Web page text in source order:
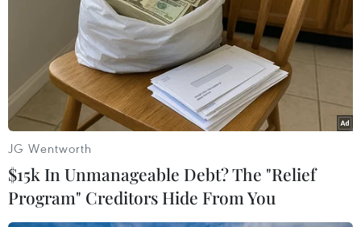
Cuộc đua giành tấm phiếu đề cử ứng viên tổng thống
của đảng Cộng hòa đã bắt đầu với cuộc bầu cử sơ bộ
ở bang Iowa.
JG Wentworth
$15k In Unmanageable Debt? The "Relief
Program" Creditors Hide From You